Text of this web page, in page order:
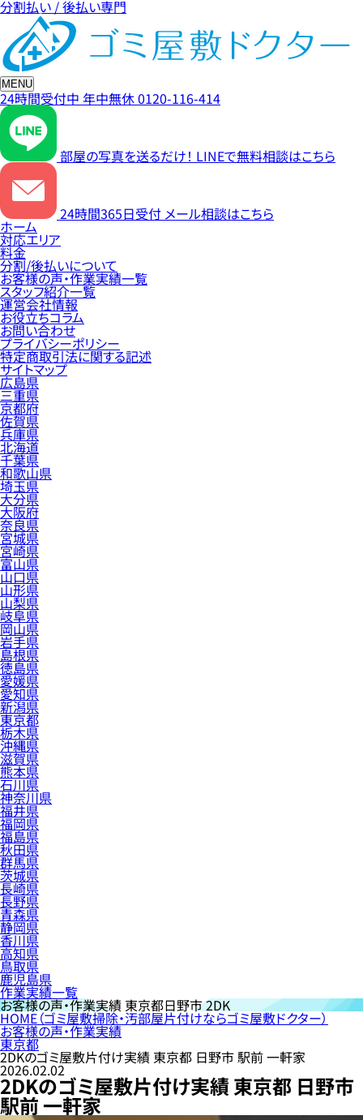
分割払い / 後払い専門
MENU
24時間受付中 年中無休0120-116-414
部屋の写真を送るだけ！ LINEで無料相談はこちら
24時間365日受付 メール相談はこちら
ホーム
対応エリア
料金
分割/後払いについて
お客様の声・作業実績一覧
スタッフ紹介一覧
運営会社情報
お役立ちコラム
お問い合わせ
プライバシーポリシー
特定商取引法に関する記述
サイトマップ
広島県
三重県
京都府
佐賀県
兵庫県
北海道
千葉県
和歌山県
埼玉県
大分県
大阪府
奈良県
宮城県
宮崎県
富山県
山口県
山形県
山梨県
岐阜県
岡山県
岩手県
島根県
徳島県
愛媛県
愛知県
新潟県
東京都
栃木県
沖縄県
滋賀県
熊本県
石川県
神奈川県
福井県
福岡県
福島県
秋田県
群馬県
茨城県
長崎県
長野県
青森県
静岡県
香川県
高知県
鳥取県
鹿児島県
作業実績一覧
お客様の声・作業実績 東京都日野市 2DK
HOME（ゴミ屋敷掃除・汚部屋片付けならゴミ屋敷ドクター）
お客様の声・作業実績
東京都
2DKのゴミ屋敷片付け実績 東京都 日野市 駅前 一軒家
2026.02.02
2DKのゴミ屋敷片付け実績 東京都 日野市
駅前 一軒家